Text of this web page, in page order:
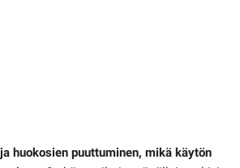
huokosien puuttuminen, mikä käytön